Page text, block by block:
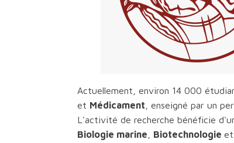
Actuellement, environ 14 000
et Médicament , enseigné par un
L'activité de recherche bénéficie
Biologie marine
Biotechnologie et